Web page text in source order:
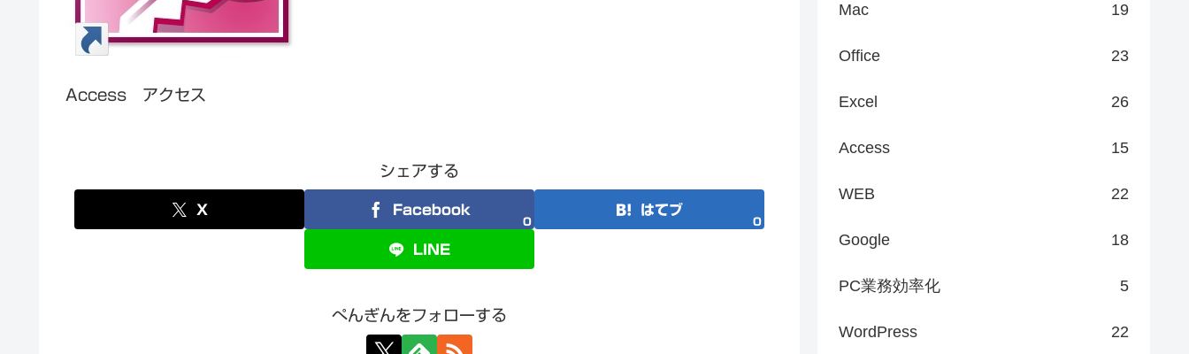
Access アクセス
シェアする
X Facebook
0
はてブ
0
LINE
ぺんぎんをフォローする
Mac 19
Office 23
Excel 26
Access 15
WEB 22
Google 18
PC業務効率化 5
WordPress 22